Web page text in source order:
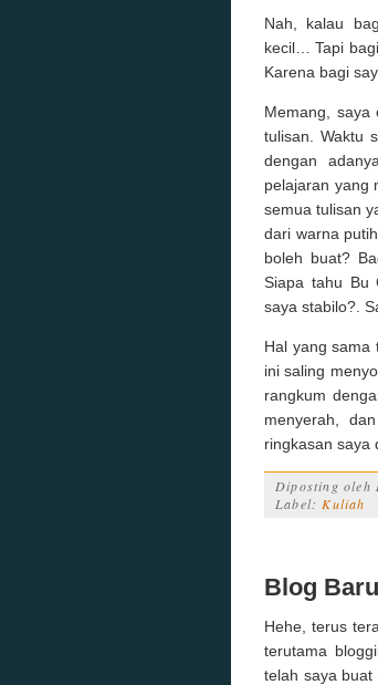
Nah, kalau
kecil… Tapi
Karena bagi
Memang, saya
tulisan. Waktu
dengan
pelajaran yang
semua tulisan
dari warna
boleh buat?
Siapa tahu Bu
saya stabilo?.
Hal yang sama
ini saling
rangkum
menyerah,
ringkasan saya
Diposting oleh
Label: Kuliah
Blog
Hehe, terus
terutama
telah saya buat